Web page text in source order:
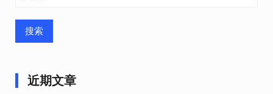
近期文章